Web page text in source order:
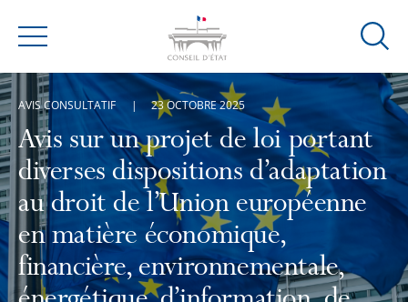
Menu
Ouvrir
Avis sur un projet de loi portant
diverses dispositions d’adaptation
au droit de l’Union européenne
en matière économique,
financière, environnementale,
AVIS CONSULTATIF 23 OCTOBRE 2025